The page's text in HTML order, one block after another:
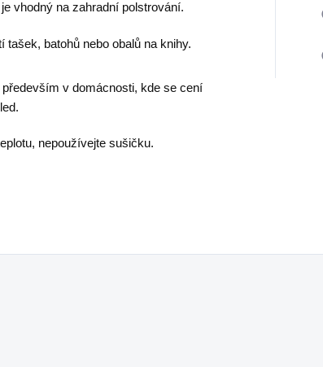
vhodný na zahradní polstrování.
tašek, batohů nebo obalů na knihy.
v domácnosti, kde se cení
nepoužívejte sušičku.